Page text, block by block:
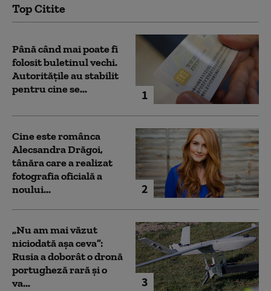
Top Citite
1
Până când mai poate fi
folosit buletinul vechi.
Autoritățile au stabilit
pentru cine se...
2
Cine este românca
Alecsandra Drăgoi,
tânăra care a realizat
fotografia oficială a
noului...
3
„Nu am mai văzut
niciodată așa ceva”:
Rusia a doborât o dronă
portugheză rară și o
va...